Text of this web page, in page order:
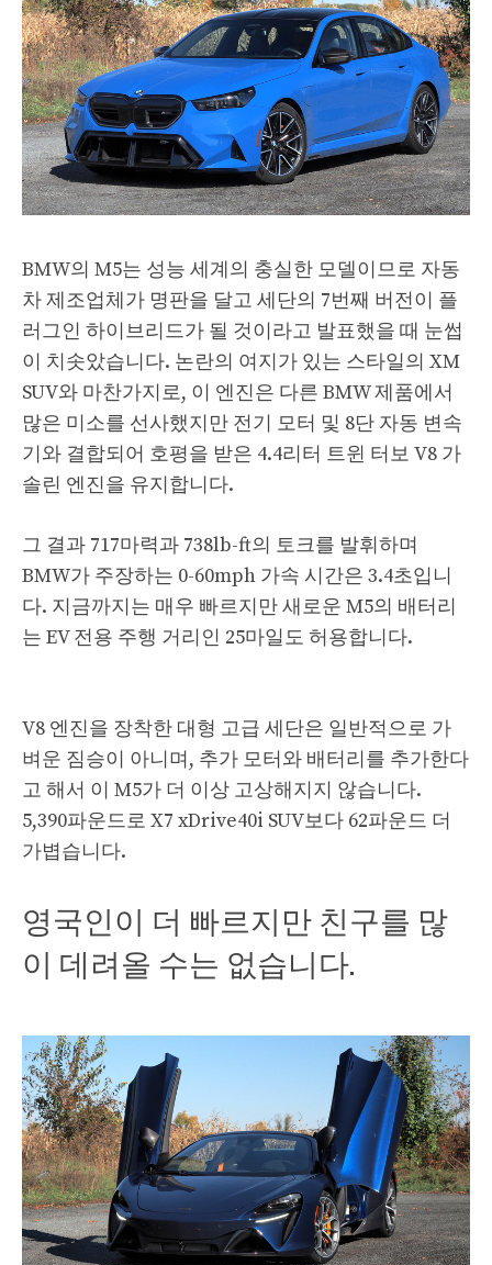
BMW의 M5는 성능 세계의 충실한 모델이므로 자동
차 제조업체가 명판을 달고 세단의 7번째 버전이 플
러그인 하이브리드가 될 것이라고 발표했을 때 눈썹
이 치솟았습니다. 논란의 여지가 있는 스타일의 XM
SUV와 마찬가지로, 이 엔진은 다른 BMW 제품에서
많은 미소를 선사했지만 전기 모터 및 8단 자동 변속
기와 결합되어 호평을 받은 4.4리터 트윈 터보 V8 가
솔린 엔진을 유지합니다.
그 결과 717마력과 738lb-ft의 토크를 발휘하며
BMW가 주장하는 0-60mph 가속 시간은 3.4초입니
다. 지금까지는 매우 빠르지만 새로운 M5의 배터리
는 EV 전용 주행 거리인 25마일도 허용합니다.
V8 엔진을 장착한 대형 고급 세단은 일반적으로 가
벼운 짐승이 아니며, 추가 모터와 배터리를 추가한다
고 해서 이 M5가 더 이상 고상해지지 않습니다.
5,390파운드로 X7 xDrive40i SUV보다 62파운드 더
가볍습니다.
영국인이 더 빠르지만 친구를 많
이 데려올 수는 없습니다.